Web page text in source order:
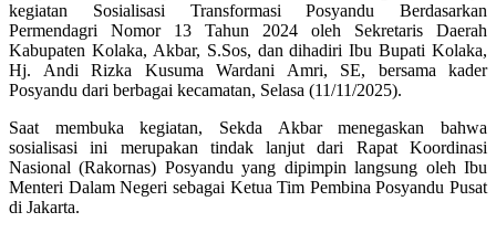
kegiatan Sosialisasi Transformasi Posyandu Berdasarkan
Permendagri Nomor 13 Tahun 2024 oleh Sekretaris Daerah
Kabupaten Kolaka, Akbar, S.Sos, dan dihadiri Ibu Bupati Kolaka,
Hj. Andi Rizka Kusuma Wardani Amri, SE, bersama kader
Posyandu dari berbagai kecamatan, Selasa (11/11/2025).
Saat membuka kegiatan, Sekda Akbar menegaskan bahwa
sosialisasi ini merupakan tindak lanjut dari Rapat Koordinasi
Nasional (Rakornas) Posyandu yang dipimpin langsung oleh Ibu
Menteri Dalam Negeri sebagai Ketua Tim Pembina Posyandu Pusat
di Jakarta.